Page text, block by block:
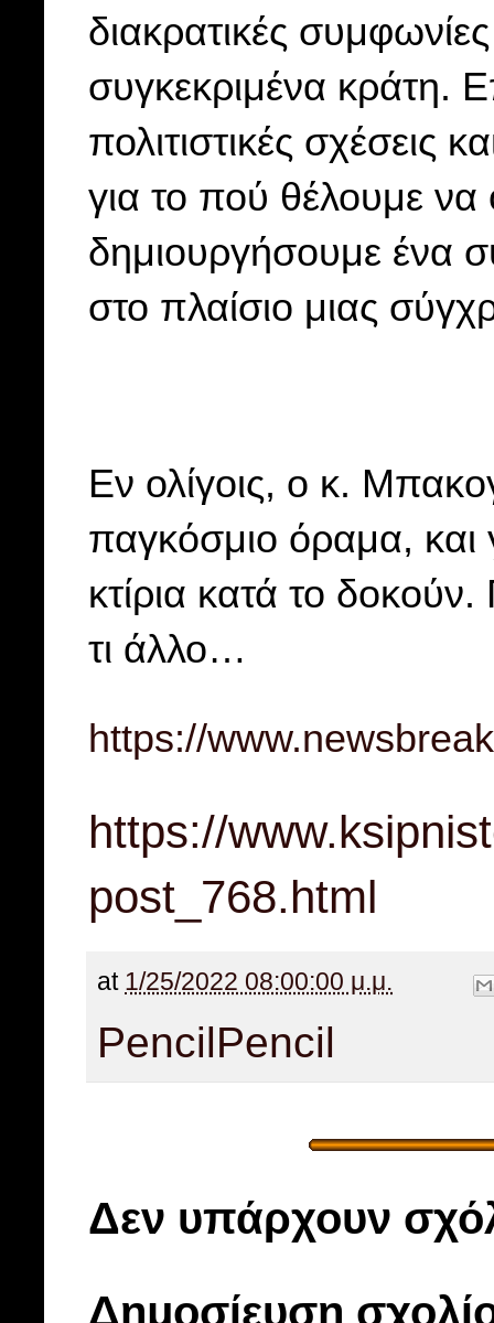
διακρατικές
συγκεκριμένα κράτη.
πολιτιστικές
για το πού θέλουμε
δημιουργήσουμε ένα
στο πλαίσιο μιας
Εν ολίγοις, ο κ.
παγκόσμιο όραμα, και
κτίρια κατά το
τι άλλο…
https://
https://
post_768.html
at 1/25/2022 08:00:00 μ.μ.
PencilPencil
Δεν υπάρχουν
Δημοσίευση